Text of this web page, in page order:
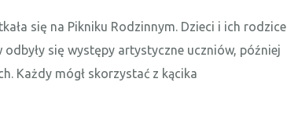
się na Pikniku Rodzinnym. Dzieci i ich rodzice
się występy artystyczne uczniów, później
Każdy mógł skorzystać z kącika